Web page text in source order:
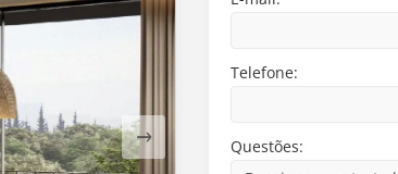
Telefone:
Questões: